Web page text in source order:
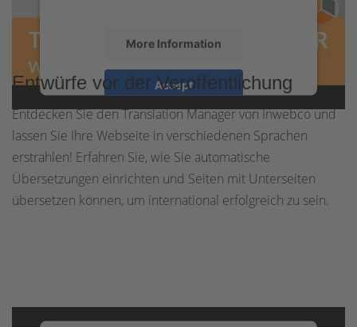
More Information
Accept
powered byUsercentrics Consent
Management Platform&eRecht24
Entwürfe vor der Veröffentlichung
Entdecken Sie den Translation Manager von Inwebco und
lassen Sie Ihre Webseite in verschiedenen Sprachen
erstrahlen! Erfahren Sie, wie Sie automatische
Übersetzungen einrichten und Seiten mit Unterseiten
übersetzen können, um international erfolgreich zu sein.